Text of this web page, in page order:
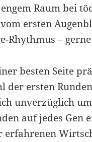
Raum bei
ersten
Rhythmus –
besten Seite
der ersten
unverzüglich
auf jedes Gen
erfahrenen